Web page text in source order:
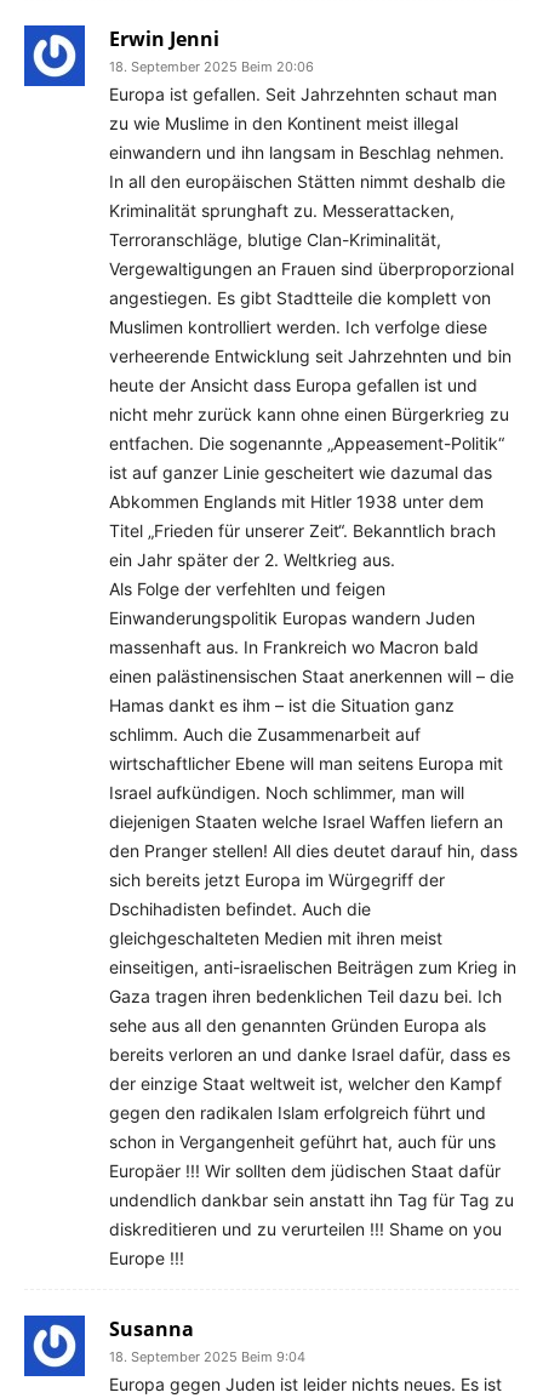
Erwin Jenni
18. September 2025 Beim 20:06
Europa ist gefallen. Seit Jahrzehnten schaut man
zu wie Muslime in den Kontinent meist illegal
einwandern und ihn langsam in Beschlag nehmen.
In all den europäischen Stätten nimmt deshalb die
Kriminalität sprunghaft zu. Messerattacken,
Terroranschläge, blutige Clan-Kriminalität,
Vergewaltigungen an Frauen sind überproporzional
angestiegen. Es gibt Stadtteile die komplett von
Muslimen kontrolliert werden. Ich verfolge diese
verheerende Entwicklung seit Jahrzehnten und bin
heute der Ansicht dass Europa gefallen ist und
nicht mehr zurück kann ohne einen Bürgerkrieg zu
entfachen. Die sogenannte „Appeasement-Politik“
ist auf ganzer Linie gescheitert wie dazumal das
Abkommen Englands mit Hitler 1938 unter dem
Titel „Frieden für unserer Zeit“. Bekanntlich brach
ein Jahr später der 2. Weltkrieg aus.
Als Folge der verfehlten und feigen
Einwanderungspolitik Europas wandern Juden
massenhaft aus. In Frankreich wo Macron bald
einen palästinensischen Staat anerkennen will – die
Hamas dankt es ihm – ist die Situation ganz
schlimm. Auch die Zusammenarbeit auf
wirtschaftlicher Ebene will man seitens Europa mit
Israel aufkündigen. Noch schlimmer, man will
diejenigen Staaten welche Israel Waffen liefern an
den Pranger stellen! All dies deutet darauf hin, dass
sich bereits jetzt Europa im Würgegriff der
Dschihadisten befindet. Auch die
gleichgeschalteten Medien mit ihren meist
einseitigen, anti-israelischen Beiträgen zum Krieg in
Gaza tragen ihren bedenklichen Teil dazu bei. Ich
sehe aus all den genannten Gründen Europa als
bereits verloren an und danke Israel dafür, dass es
der einzige Staat weltweit ist, welcher den Kampf
gegen den radikalen Islam erfolgreich führt und
schon in Vergangenheit geführt hat, auch für uns
Europäer !!! Wir sollten dem jüdischen Staat dafür
undendlich dankbar sein anstatt ihn Tag für Tag zu
diskreditieren und zu verurteilen !!! Shame on you
Europe !!!
Susanna
18. September 2025 Beim 9:04
Europa gegen Juden ist leider nichts neues. Es ist